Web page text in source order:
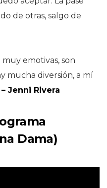
de otras, salgo de
muy emotivas, son
mucha diversión, a mí
– Jenni Rivera
Dama)